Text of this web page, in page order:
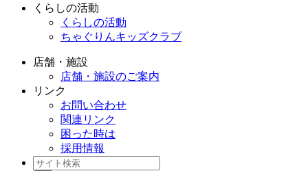
くらしの活動
くらしの活動
ちゃぐりんキッズクラブ
店舗・施設
店舗・施設のご案内
リンク
お問い合わせ
関連リンク
困った時は
採用情報